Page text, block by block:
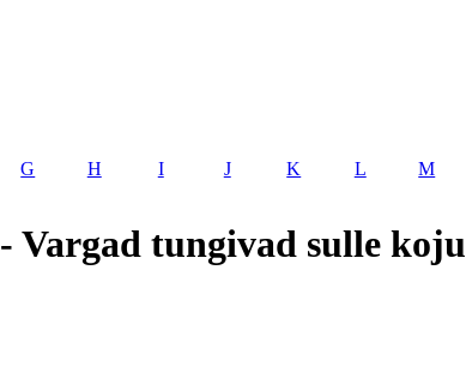
G H I J K L M
Vargad tungivad sulle koju